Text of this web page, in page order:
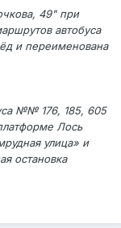
49" при
автобуса
и переименована
№№ 176, 185, 605
Лось
улица» и
остановка